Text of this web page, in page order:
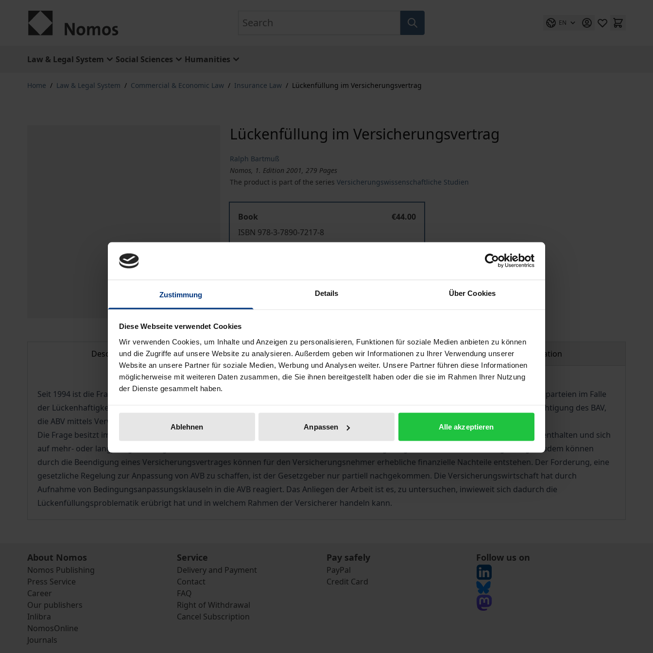
Zustimmung Details Über Cookies
Diese Webseite verwendet Cookies
Wir verwenden Cookies, um Inhalte und Anzeigen zu personalisieren, Funktionen für soziale Medien anbieten zu können
und die Zugriffe auf unsere Website zu analysieren. Außerdem geben wir Informationen zu Ihrer Verwendung unserer
Website an unsere Partner für soziale Medien, Werbung und Analysen weiter. Unsere Partner führen diese Informationen
möglicherweise mit weiteren Daten zusammen, die Sie ihnen bereitgestellt haben oder die sie im Rahmen Ihrer Nutzung
der Dienste gesammelt haben.
Ablehnen Anpassen Alle akzeptieren
EN
Law & Legal System Social Sciences Humanities
Home / Law & Legal System / Commercial & Economic Law / Insurance Law / Lückenfüllung im Versicherungsvertrag
Lückenfüllung im Versicherungsvertrag
Ralph Bartmuß
Nomos, 1. Edition 2001, 279 Pages
The product is part of the seriesVersicherungswissenschaftliche Studien
Book
€44.00
ISBN 978-3-7890-7217-8
Add to Wish List
Description Bibliographical data Product safety information
Seit 1994 ist die Frage in den Vordergrund getreten, wie Lücken im AVB ausgefüllt werden können und welche Rechte sich für die Vertragsparteien im Falle
der Lückenhaftigkeit ergeben. Besonders wegen der europarechtlich motivierten Abschaffung der Vorabkontrolle der AVB und der Ermächtigung des BAV,
die ABV mittels Verwaltungsakt durch neue zu ersetzen, ergibt sich diese Fragestellung.
Die Frage besitzt im Versicherungsrecht beispielsweise deswegen besondere Bedeutung, weil AVB auch Teile der Leistungsbeschreibung enthalten und sich
auf mehr- oder langjährige Verträge beziehen. Weiterhin enthält das VVG nur rudimentäre Regelungen einzelner Versicherungszweige; zudem können
durch die Beendigung eines Versicherungsvertrages können für den Versicherungsnehmer erhebliche finanzielle Nachteile entstehen. Der Forderung, eine
gesetzliche Regelung zur Anpassung von AVB zu schaffen, ist der Gesetzgeber nur partiell nachgekommen. Die Versicherungswirtschaft hat durch
Aufnahme von Bedingungsanpassungsklauseln in die AVB reagiert. Das Anliegen der Arbeit ist es, zu untersuchen, inwieweit sich dadurch die
Lückenfüllungsproblematik erübrigt hat und in welchem Rahmen der Versicherer handeln kann.
About Nomos
Nomos Publishing
Press Service
Career
Our publishers
Inlibra
NomosOnline
Journals
Service
Delivery and Payment
Contact
FAQ
Right of Withdrawal
Cancel Subscription
Pay safely
PayPal
Credit Card
Follow us on